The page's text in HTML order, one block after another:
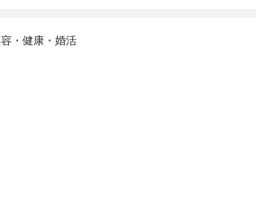
・健康・婚活